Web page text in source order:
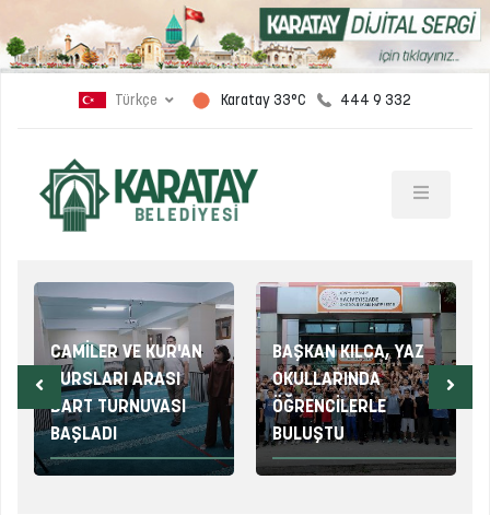
Türkçe Karatay 33°C 444 9 332
CAMİLER VE KUR'AN
KURSLARI ARASI
DART TURNUVASI
BAŞLADI
BAŞKAN KILCA, YAZ
OKULLARINDA
ÖĞRENCİLERLE
BULUŞTU